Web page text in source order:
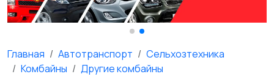
Главная Автотранспорт
Сельхозтехника
Комбайны
Другие комбайны